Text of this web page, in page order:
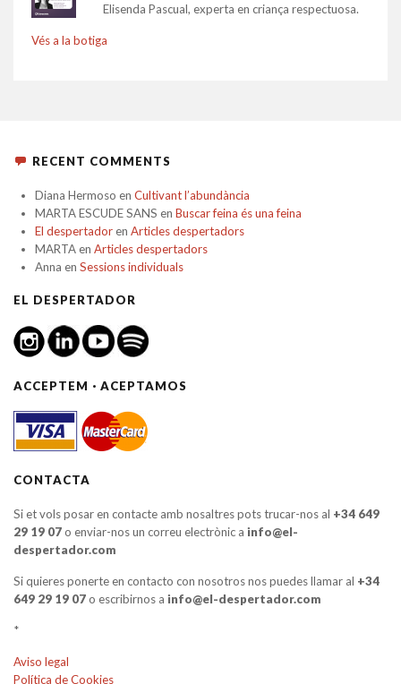
Elisenda Pascual, experta en criança respectuosa.
Vés a la botiga
RECENT COMMENTS
Diana Hermoso en Cultivant l’abundància
MARTA ESCUDE SANS en Buscar feina és una feina
El despertadoren Articles despertadors
MARTAen Articles despertadors
Anna en Sessions individuals
EL DESPERTADOR
ACCEPTEM · ACEPTAMOS
CONTACTA
Si et vols posar en contacte amb nosaltres pots trucar-nos al +34 649
29 19 07o enviar-nos un correu electrònic a info@el-
despertador.com
Si quieres ponerte en contacto con nosotros nos puedes llamar al +34
649 29 19 07o escribirnos a info@el-despertador.com
*
Aviso legal
Política de Cookies